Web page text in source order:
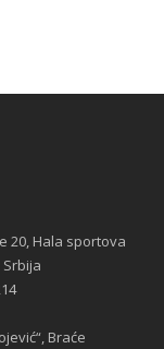
20, Hala sportova
Braće